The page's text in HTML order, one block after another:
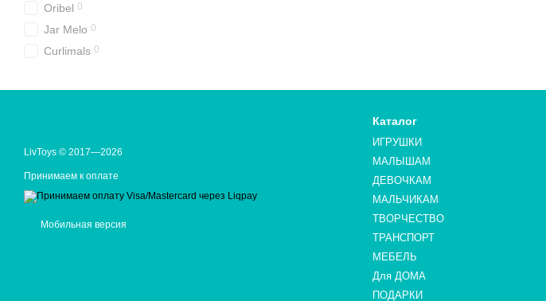
Oribel 0
Jar Melo 0
Curlimals 0
LivToys © 2017—2026
Принимаем к оплате
Мобильная версия
Каталог
ИГРУШКИ
МАЛЫШАМ
ДЕВОЧКАМ
МАЛЬЧИКАМ
ТВОРЧЕСТВО
ТРАНСПОРТ
МЕБЕЛЬ
Для ДОМА
ПОДАРКИ